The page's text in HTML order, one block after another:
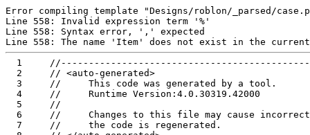
Error compiling template "Designs/roblon/_parsed/
Line 558: Invalid expression term '%'
Line 558: Syntax error, ',' expected
  1
  2
  3
  4
  5
  6
  7